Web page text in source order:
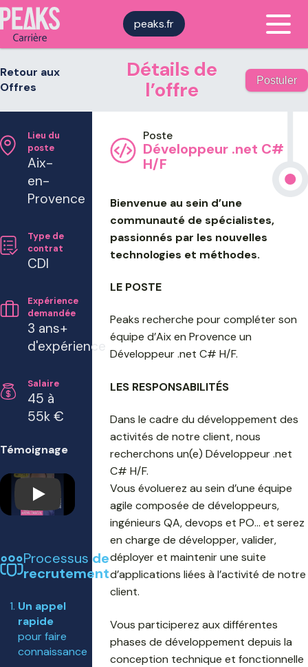
peaks.fr
Retour aux
Offres
Détails de
l’offre
Postuler
Lieu du
poste
Aix-
en-
Provence
Type de
contrat
CDI
Expérience
demandée
3 ans+
d'expérience
Salaire
45 à
55k €
Témoignage
Play
Processus de
recrutement
Un appel
rapide
pour faire
connaissance
Développeur .net C#
H/F
Bienvenue au sein d’une
communauté de spécialistes,
passionnés par les nouvelles
technologies et méthodes.
LE POSTE
Peaks recherche pour compléter son
équipe d’Aix en Provence un
Développeur .net C# H/F.
LES RESPONSABILITÉS
Dans le cadre du développement des
activités de notre client, nous
recherchons un(e) Développeur .net
C# H/F.
Vous évoluerez au sein d’une équipe
agile composée de développeurs,
ingénieurs QA, devops et PO… et serez
en charge de développer, valider,
déployer et maintenir une suite
d’applications liées à l’activité de notre
client.
Vous participerez aux différentes
phases de développement depuis la
conception technique et fonctionnelle